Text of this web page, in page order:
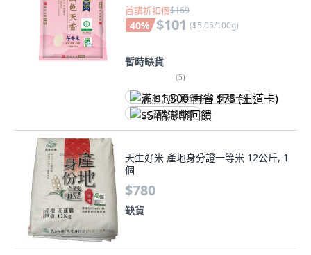
首購折扣價$169
40% $101 ($5.05/100g)
暫時缺貨
(5)
满 $1,500 再省 $75 (王道卡)
$5 酷澎幣回饋
天生好米 產地身分證一等米 12公斤, 1
個
$780
缺貨